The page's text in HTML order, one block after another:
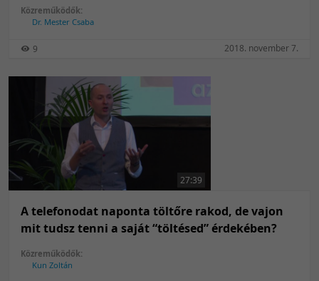
Közreműködők:
Dr. Mester Csaba
9 2018. november 7.
27:39
A telefonodat naponta töltőre rakod, de vajon
mit tudsz tenni a saját “töltésed” érdekében?
Közreműködők:
Kun Zoltán